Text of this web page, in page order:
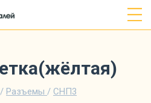
/ Разъемы / СНП3